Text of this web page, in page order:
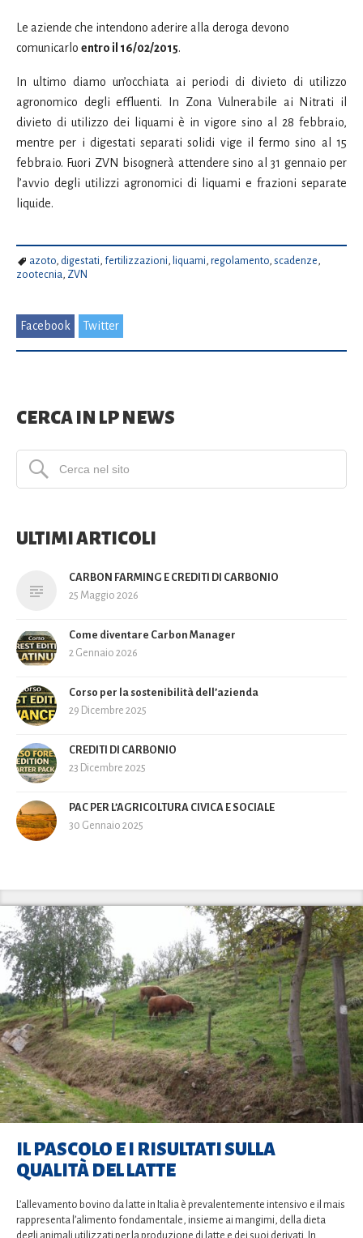
Le aziende che intendono aderire alla deroga devono
comunicarlo entro il 16/02/2015.
In ultimo diamo un’occhiata ai periodi di divieto di utilizzo
agronomico degli effluenti. In Zona Vulnerabile ai Nitrati il
divieto di utilizzo dei liquami è in vigore sino al 28 febbraio,
mentre per i digestati separati solidi vige il fermo sino al 15
febbraio. Fuori ZVN bisognerà attendere sino al 31 gennaio per
l’avvio degli utilizzi agronomici di liquami e frazioni separate
liquide.
azoto, digestati , fertilizzazioni , liquami , regolamento, scadenze ,
zootecnia , ZVN
Facebook Twitter
CERCA IN LP NEWS
ULTIMI ARTICOLI
CARBON FARMING E CREDITI DI CARBONIO
25 Maggio 2026
Come diventare Carbon Manager
2 Gennaio 2026
Corso per la sostenibilità dell’azienda
29 Dicembre 2025
CREDITI DI CARBONIO
23 Dicembre 2025
PAC PER L’AGRICOLTURA CIVICA E SOCIALE
30 Gennaio 2025
IL PASCOLO E I RISULTATI SULLA
QUALITÀ DEL LATTE
L’allevamento bovino da latte in Italia è prevalentemente intensivo e il mais
rappresenta l’alimento fondamentale, insieme ai mangimi, della dieta